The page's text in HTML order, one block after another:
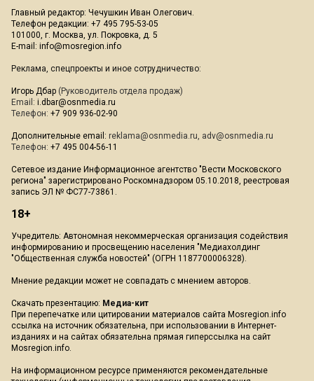
Главный редактор: Чечушкин Иван Олегович.
Телефон редакции: +7 495 795-53-05
101000, г. Москва, ул. Покровка, д. 5
E-mail: info@mosregion.info
Реклама, спецпроекты и иное сотрудничество:
Игорь Дбар (Руководитель отдела продаж)
Email: i.dbar@osnmedia.ru
Телефон: +7 909 936-02-90
Дополнительные email: reklama@osnmedia.ru, adv@osnmedia.ru
Телефон: +7 495 004-56-11
Сетевое издание Информационное агентство "Вести Московского
региона" зарегистрировано Роскомнадзором 05.10.2018, реестровая
запись ЭЛ № ФС77-73861.
18+
Учредитель: Автономная некоммерческая организация содействия
информированию и просвещению населения "Медиахолдинг
"Общественная служба новостей" (ОГРН 1187700006328).
Мнение редакции может не совпадать с мнением авторов.
Скачать презентацию: Медиа-кит
При перепечатке или цитировании материалов сайта Mosregion.info
ссылка на источник обязательна, при использовании в Интернет-
изданиях и на сайтах обязательна прямая гиперссылка на сайт
Mosregion.info.
На информационном ресурсе применяются рекомендательные